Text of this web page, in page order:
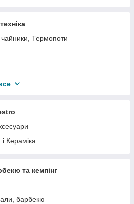
сипучих і рідких продуктів
сипучих продуктів
чайники, Термопоти
Гриль
Кераміка
та кемпінг
барбекю